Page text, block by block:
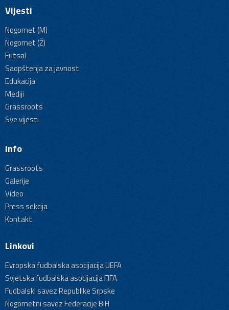
Vijesti
Nogomet (M)
Nogomet (Ž)
Futsal
Saopštenja za javnost
Edukacija
Mediji
Grassroots
Sve vijesti
Info
Grassroots
Galerije
Video
Press sekcija
Kontakt
Linkovi
Evropska fudbalska asocijacija UEFA
Svjetska fudbalska asocijacija FIFA
Fudbalski savez Republike Srpske
Nogometni savez Federacije BiH